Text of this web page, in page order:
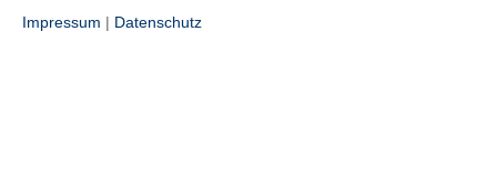
Impressum | Datenschutz